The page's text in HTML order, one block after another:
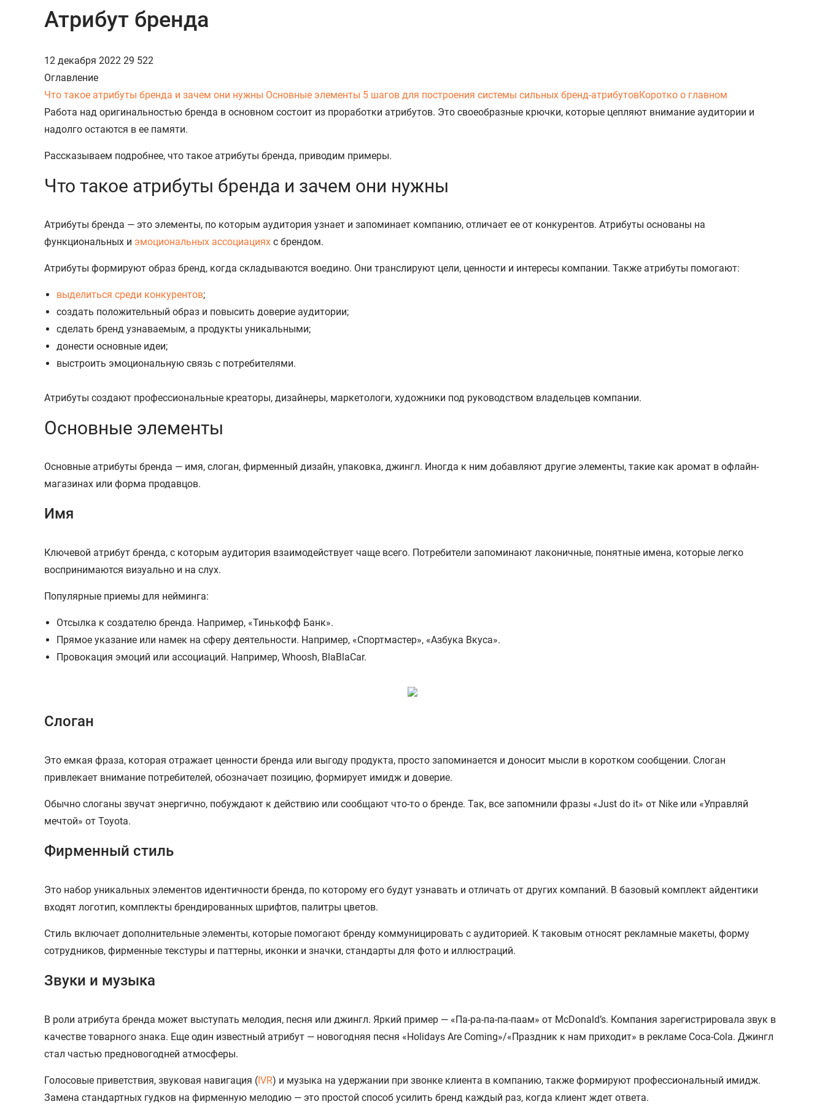
Атрибут бренда
12 декабря 2022 29 522
Оглавление
Что такое атрибуты бренда и зачем они нужны Основные элементы 5 шагов для построения системы сильных бренд-атрибутовКоротко о главном
Работа над оригинальностью бренда в основном состоит из проработки атрибутов. Это своеобразные крючки, которые цепляют внимание аудитории и
надолго остаются в ее памяти.
Рассказываем подробнее, что такое атрибуты бренда, приводим примеры.
Что такое атрибуты бренда и зачем они нужны
Атрибуты бренда — это элементы, по которым аудитория узнает и запоминает компанию, отличает ее от конкурентов. Атрибуты основаны на
функциональных и эмоциональных ассоциациях с брендом.
Атрибуты формируют образ бренд, когда складываются воедино. Они транслируют цели, ценности и интересы компании. Также атрибуты помогают:
выделиться среди конкурентов;
создать положительный образ и повысить доверие аудитории;
сделать бренд узнаваемым, а продукты уникальными;
донести основные идеи;
выстроить эмоциональную связь с потребителями.
Атрибуты создают профессиональные креаторы, дизайнеры, маркетологи, художники под руководством владельцев компании.
Основные элементы
Основные атрибуты бренда — имя, слоган, фирменный дизайн, упаковка, джингл. Иногда к ним добавляют другие элементы, такие как аромат в офлайн-
магазинах или форма продавцов.
Имя
Ключевой атрибут бренда, с которым аудитория взаимодействует чаще всего. Потребители запоминают лаконичные, понятные имена, которые легко
воспринимаются визуально и на слух.
Популярные приемы для нейминга:
Отсылка к создателю бренда. Например, «Тинькофф Банк».
Прямое указание или намек на сферу деятельности. Например, «Спортмастер», «Азбука Вкуса».
Провокация эмоций или ассоциаций. Например, Whoosh, BlaBlaCar.
Слоган
Это емкая фраза, которая отражает ценности бренда или выгоду продукта, просто запоминается и доносит мысли в коротком сообщении. Слоган
привлекает внимание потребителей, обозначает позицию, формирует имидж и доверие.
Обычно слоганы звучат энергично, побуждают к действию или сообщают что-то о бренде. Так, все запомнили фразы «Just do it» от Nike или «Управляй
мечтой» от Toyota.
Фирменный стиль
Это набор уникальных элементов идентичности бренда, по которому его будут узнавать и отличать от других компаний. В базовый комплект айдентики
входят логотип, комплекты брендированных шрифтов, палитры цветов.
Cтиль включает дополнительные элементы, которые помогают бренду коммуницировать с аудиторией. К таковым относят рекламные макеты, форму
сотрудников, фирменные текстуры и паттерны, иконки и значки, стандарты для фото и иллюстраций.
Звуки и музыка
В роли атрибута бренда может выступать мелодия, песня или джингл. Яркий пример — «Па-ра-па-па-паам» от McDonaldʼs. Компания зарегистрировала звук в
качестве товарного знака. Еще один известный атрибут — новогодняя песня «Holidays Are Coming»/«Праздник к нам приходит» в рекламе Coca-Cola. Джингл
стал частью предновогодней атмосферы.
Голосовые приветствия, звуковая навигация (IVR) и музыка на удержании при звонке клиента в компанию, также формируют профессиональный имидж.
Замена стандартных гудков на фирменную мелодию — это простой способ усилить бренд каждый раз, когда клиент ждет ответа.